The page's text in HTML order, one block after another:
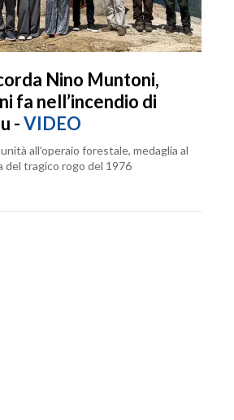
Nino Muntoni,
fa nell’incendio di
-VIDEO
all’operaio forestale, medaglia al
del tragico rogo del 1976